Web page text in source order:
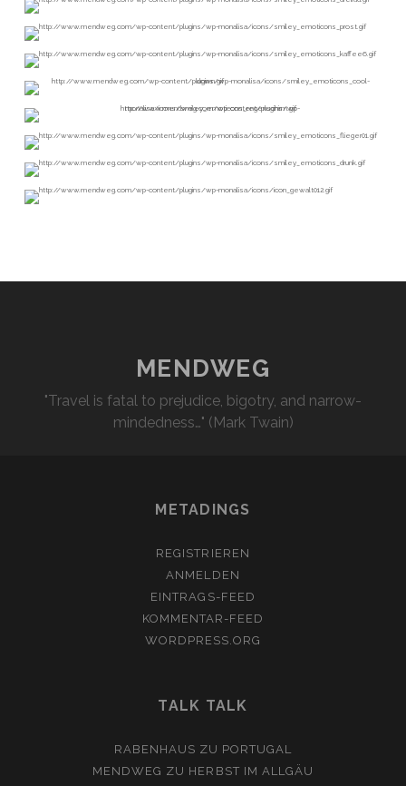
MENDWEG
"Travel is fatal to prejudice, bigotry, and narrow-
mindedness…" (Mark Twain)
METADINGS
REGISTRIEREN
ANMELDEN
EINTRAGS-FEED
KOMMENTAR-FEED
WORDPRESS.ORG
TALK TALK
RABENHAUS ZU PORTUGAL
MENDWEG ZU HERBST IM ALLGÄU